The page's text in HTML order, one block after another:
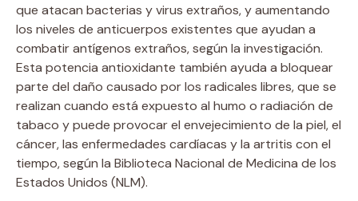
que atacan bacterias y virus extraños, y aumentando
los niveles de anticuerpos existentes que ayudan a
combatir antígenos extraños, según la investigación.
Esta potencia antioxidante también ayuda a bloquear
parte del daño causado por los radicales libres, que se
realizan cuando está expuesto al humo o radiación de
tabaco y puede provocar el envejecimiento de la piel, el
cáncer, las enfermedades cardíacas y la artritis con el
tiempo, según la Biblioteca Nacional de Medicina de los
Estados Unidos (NLM).